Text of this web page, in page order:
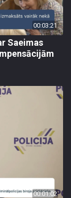
00:03:21
Saeimas
00:01:02